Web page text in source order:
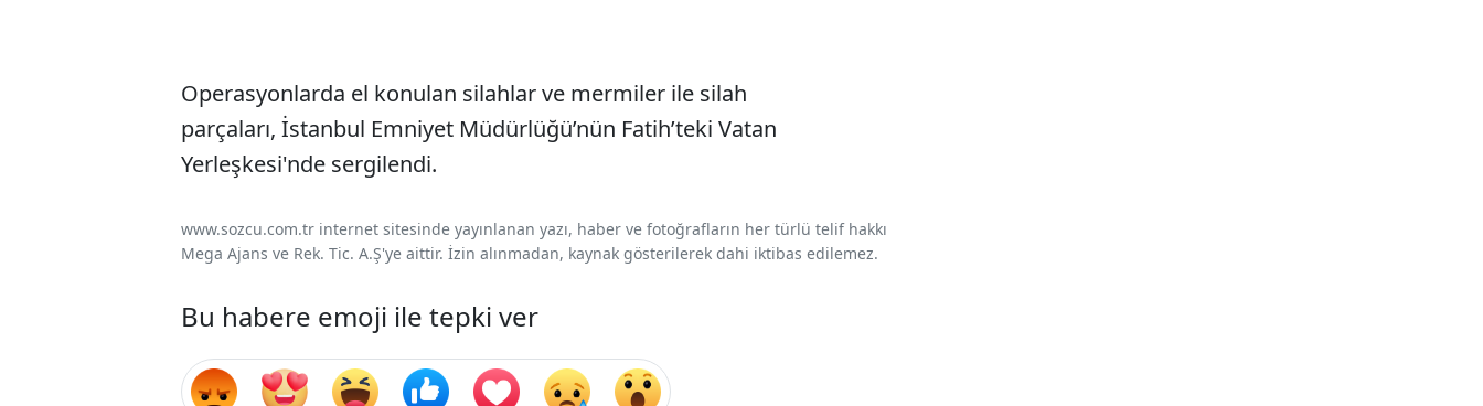
Operasyonlarda el konulan silahlar ve mermiler ile silah
parçaları, İstanbul Emniyet Müdürlüğü’nün Fatih’teki Vatan
Yerleşkesi'nde sergilendi.
www.sozcu.com.tr internet sitesinde yayınlanan yazı, haber ve fotoğrafların her türlü telif hakkı
Mega Ajans ve Rek. Tic. A.Ş'ye aittir. İzin alınmadan, kaynak gösterilerek dahi iktibas edilemez.
Bu habere emoji ile tepki ver